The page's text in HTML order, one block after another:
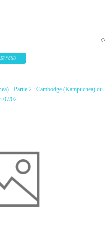
…
PLUS
- Partie 2 : Cambodge (Kampuchea) du
07/02